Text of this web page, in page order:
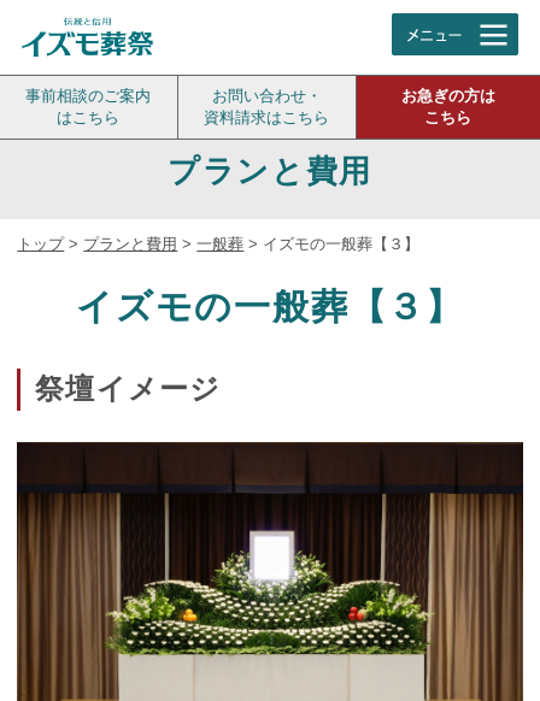
事前相談のご案内
はこちら
お問い合わせ・
資料請求はこちら
お急ぎの方は
こちら
プランと費用
トップ> プランと費用 >一般葬 > イズモの一般葬【３】
イズモの一般葬【３】
祭壇イメージ